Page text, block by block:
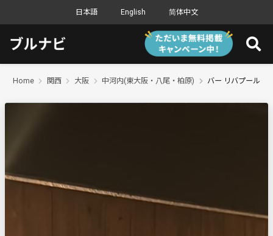
日本語 English 简体中文
Home 関西 大阪 中河内(東大阪・八尾・柏原) バー リバプール